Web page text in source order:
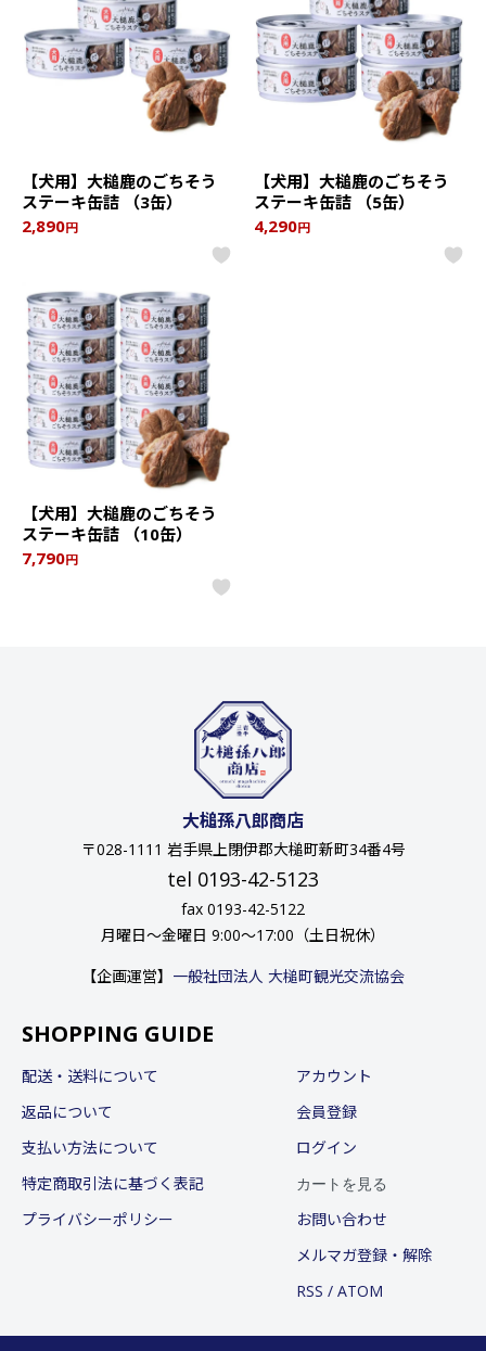
【犬用】大槌鹿のごちそう
ステーキ缶詰 （3缶）
2,890円
【犬用】大槌鹿のごちそう
ステーキ缶詰 （5缶）
4,290円
【犬用】大槌鹿のごちそう
ステーキ缶詰 （10缶）
7,790円
大槌孫八郎商店
〒028-1111 岩手県上閉伊郡大槌町新町34番4号
tel 0193-42-5123
fax 0193-42-5122
月曜日〜金曜日 9:00〜17:00（土日祝休）
【企画運営】 一般社団法人 大槌町観光交流協会
SHOPPING GUIDE
配送・送料について
返品について
支払い方法について
特定商取引法に基づく表記
プライバシーポリシー
アカウント
会員登録
ログイン
カートを見る
お問い合わせ
メルマガ登録・解除
RSS / ATOM